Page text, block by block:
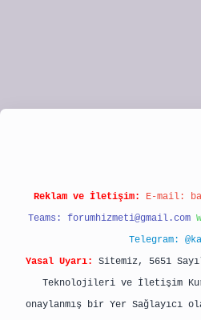
Reklam ve İletişim: E-mail:
Teams: forumhizmeti@gmail.com
Telegram:
Yasal Uyarı:
Sitemiz, 5651
Teknolojileri ve İletişim
onaylanmış bir Yer Sağlayıcı